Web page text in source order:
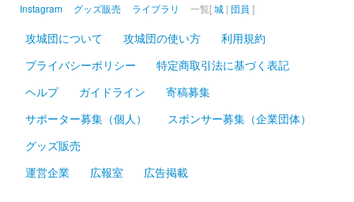
販売終了
2024年12月21、22日に開催されたお城EXPO 2024の城郭合体オ
姫路城 御城印 令和六、七年冬限定版
販売終了
Instagram
グッズ販売 ライブラリ 一覧[城 | 団員 ]
攻城団について 攻城団の使い方
利用規約
プライバシーポリシー
特定商取引法に基づく表記
ヘルプ
ガイドライン
寄稿募集
サポーター募集（個人）
スポンサー募集（企業団体）
グッズ販売
運営企業
広報室 広告掲載